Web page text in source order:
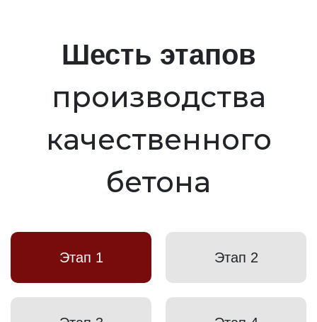
Шесть этапов
производства
качественного
бетона
Этап 1 Этап 2